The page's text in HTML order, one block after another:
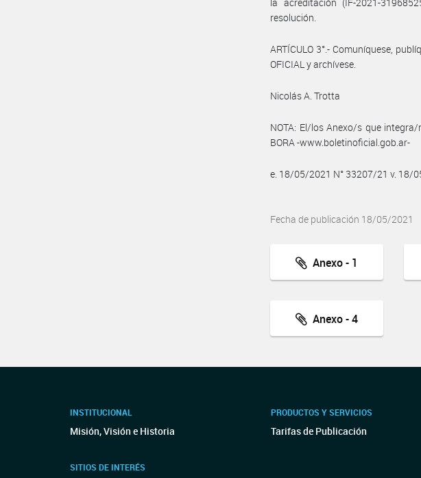
resolución.
ARTÍCULO 3°.- Comuníquese,
OFICIAL y archívese.
Nicolás A. Trotta
NOTA: El/los Anexo/s que
BORA -www.boletinoficial.gob.ar-
e. 18/05/2021 N° 33207/21 v. 18/
Fecha de publicación 18/05/2021
Anexo - 1
Anexo - 4
INSTITUCIONAL
Misión, Visión e Historia
SITIOS DE INTERÉS
PRODUCTOS Y SERVICIOS
Tarifas de Publicación